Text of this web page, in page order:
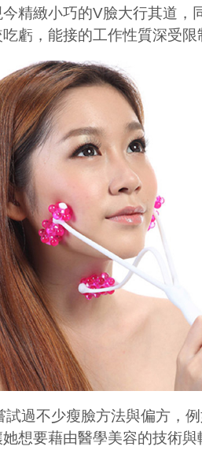
精緻小巧的V臉大行其道，
虧，能接的工作性質深受限
試過不少瘦臉方法與偏方，
想要藉由醫學美容的技術